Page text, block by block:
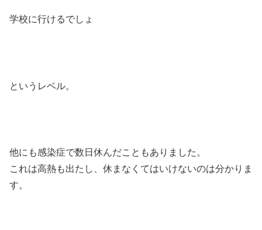
学校に行けるでしょ
というレベル。
他にも感染症で数日休んだこともありました。
これは高熱も出たし、休まなくてはいけないのは分かりま
す。